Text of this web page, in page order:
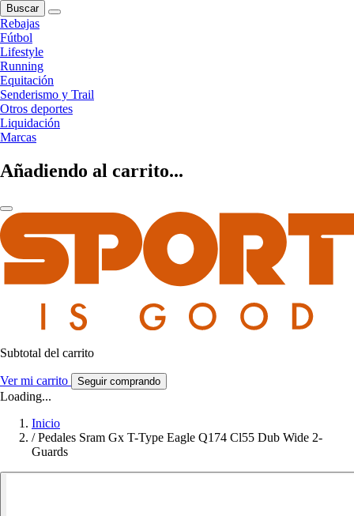
Buscar
Rebajas
Fútbol
Lifestyle
Running
Equitación
Senderismo y Trail
Otros deportes
Liquidación
Marcas
Añadiendo al carrito...
Subtotal del carrito
Ver mi carrito Seguir comprando
Loading...
Inicio
/ Pedales Sram Gx T-Type Eagle Q174 Cl55 Dub Wide 2-
Guards